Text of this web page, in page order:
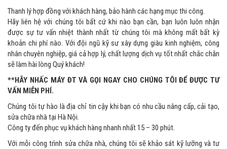
Thanh lý hợp đồng với khách hàng, bảo hành các hạng mục thi công.
Hãy liên hệ với chúng tôi bất cứ khi nào bạn cần, bạn luôn luôn nhận
được sự tư vấn nhiệt thành nhất từ chúng tôi mà không mất bất kỳ
khoản chi phí nào. Với đội ngũ kỹ sư xây dựng giàu kinh nghiệm, công
nhân chuyên nghiệp, giá cả hợp lý, chất lượng dịch vụ tốt nhất chắc chắn
sẽ làm hài lòng Quý khách!
**HÃY NHẤC MÁY ĐT VÀ GỌI NGAY CHO CHÚNG TÔI ĐỂ ĐƯỢC TƯ
VẤN MIỄN PHÍ.
Chúng tôi tự hào là địa chỉ tin cậy khi bạn có nhu cầu nâng cấp, cải tạo,
sửa chữa nhà tại Hà Nội.
Công ty đến phục vụ khách hàng nhanh nhất 15 – 30 phút.
Với mỗi công trình sửa chữa nhà, chúng tôi sẽ khảo sát kỹ lưỡng và tư